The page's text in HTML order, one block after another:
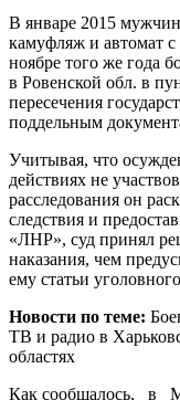
В январе 2015
камуфляж и автомат
ноябре того же года
в Ровенской обл. в
пересечения
поддельным
Учитывая, что
действиях не
расследования он
следствия и
«ЛНР», суд принял
наказания, чем
ему статьи
Новости по теме:
ТВ и радио в
областях
Как сообщалось, в